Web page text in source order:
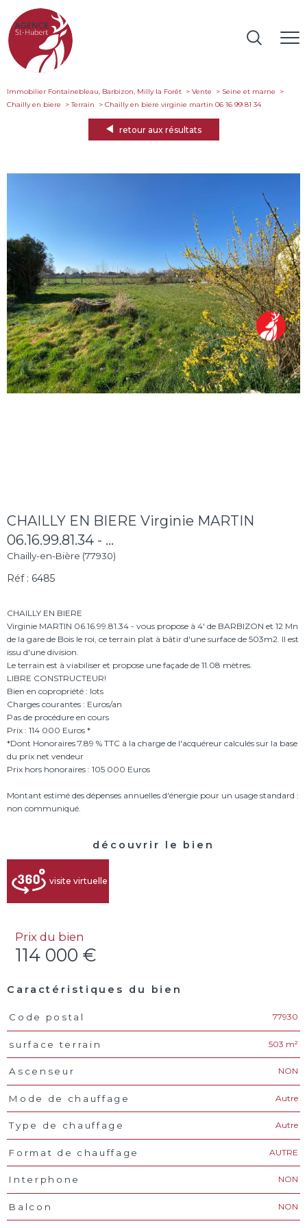
Immobilier Fontainebleau, Barbizon, Milly la Forêt Vente
Seine et marne
Chailly en biere
Terrain chailly en biere virginie martin 06 16 99 81 34
retour aux résultats
CHAILLY EN BIERE Virginie MARTIN
06.16.99.81.34 - ...
Chailly-en-Bière (77930)
Réf : 6485
CHAILLY EN BIERE
Virginie MARTIN 06.16.99.81.34 - vous propose à 4' de BARBIZON et 12 Mn
de la gare de Bois le roi, ce terrain plat à bâtir d'une surface de 503m2. Il est
issu d'une division.
Le terrain est à viabiliser et propose une façade de 11.08 mètres.
LIBRE CONSTRUCTEUR!
Bien en copropriété : lots
Charges courantes : Euros/an
Pas de procédure en cours
Prix : 114 000 Euros *
*Dont Honoraires 7.89 % TTC à la charge de l'acquéreur calculés sur la base
du prix net vendeur
Prix hors honoraires : 105 000 Euros
Montant estimé des dépenses annuelles d'énergie pour un usage standard :
découvrir le bien
visite virtuelle
Prix du bien
114 000 €
Caractéristiques du bien
Caractéristiques Valeurs
Code postal 77930
surface terrain 503 m²
Ascenseur NON
Mode de chauffage Autre
Type de chauffage Autre
Format de chauffage AUTRE
Interphone NON
Balcon NON